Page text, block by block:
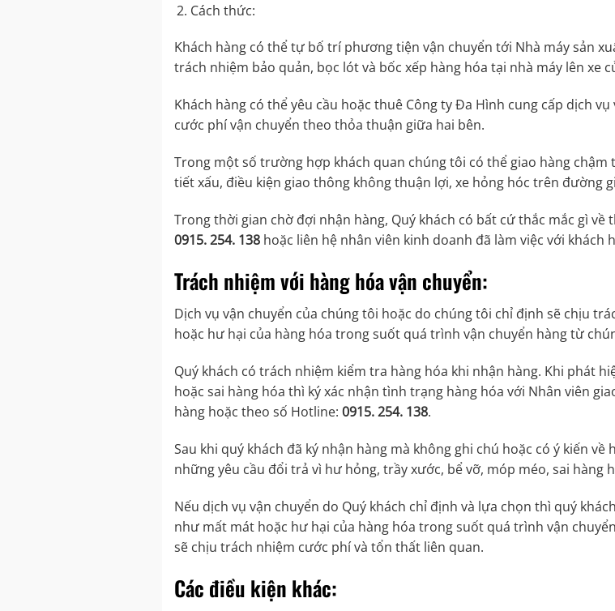
Cách thức:
Khách hàng có thể tự bố trí phương tiện vận chuyển tới Nhà máy sản
trách nhiệm bảo quản, bọc lót và bốc xếp hàng hóa tại nhà máy lên xe
Khách hàng có thể yêu cầu hoặc thuê Công ty Đa Hình cung cấp dịch
cước phí vận chuyển theo thỏa thuận giữa hai bên.
Trong một số trường hợp khách quan chúng tôi có thể giao hàng
tiết xấu, điều kiện giao thông không thuận lợi, xe hỏng hóc trên đường
Trong thời gian chờ đợi nhận hàng, Quý khách có bất cứ thắc mắc gì
0915. 254. 138hoặc liên hệ nhân viên kinh doanh đã làm việc với khách
Trách nhiệm với hàng hóa vận chuyển:
Dịch vụ vận chuyển của chúng tôi hoặc do chúng tôi chỉ định sẽ chịu
hoặc hư hại của hàng hóa trong suốt quá trình vận chuyển hàng từ
Quý khách có trách nhiệm kiểm tra hàng hóa khi nhận hàng. Khi phát
hoặc sai hàng hóa thì ký xác nhận tình trạng hàng hóa với Nhân viên
hàng hoặc theo số Hotline: 0915. 254. 138.
Sau khi quý khách đã ký nhận hàng mà không ghi chú hoặc có ý kiến
những yêu cầu đổi trả vì hư hỏng, trầy xước, bể vỡ, móp méo, sai hàng
Nếu dịch vụ vận chuyển do Quý khách chỉ định và lựa chọn thì quý
như mất mát hoặc hư hại của hàng hóa trong suốt quá trình vận
sẽ chịu trách nhiệm cước phí và tổn thất liên quan.
Các điều kiện khác: